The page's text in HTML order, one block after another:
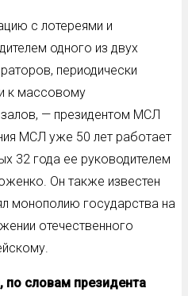
с лотереями и
одного из двух
периодически
к массовому
— президентом МСЛ
МСЛ уже 50 лет работает
32 года ее руководителем
Он также известен
монополию государства на
отечественного
по словам президента